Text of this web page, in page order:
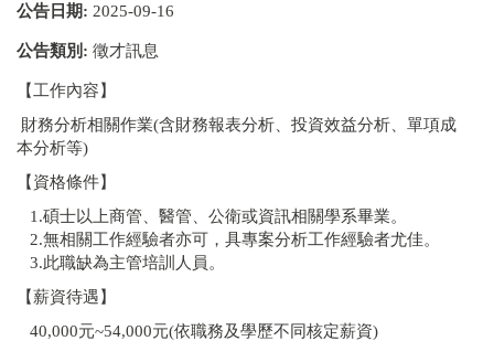
公告日期: 2025-09-16
公告類別: 徵才訊息
【工作內容】
財務分析相關作業(含財務報表分析、投資效益分析、單項成
本分析等)
【資格條件】
1.碩士以上商管、醫管、公衛或資訊相關學系畢業。
2.無相關工作經驗者亦可，具專案分析工作經驗者尤佳。
3.此職缺為主管培訓人員。
【薪資待遇】
40,000元~54,000元(依職務及學歷不同核定薪資)